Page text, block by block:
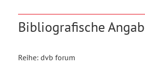
Bibliografische
Reihe: dvb forum